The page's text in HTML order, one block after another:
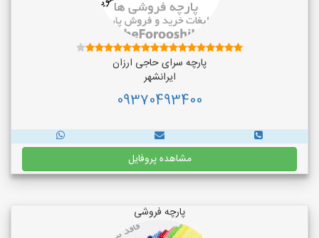
پارچه سرای حاجی ارزان
ایرانشهر
09370493400
مشاهده پروفایل
پارچه فروشی